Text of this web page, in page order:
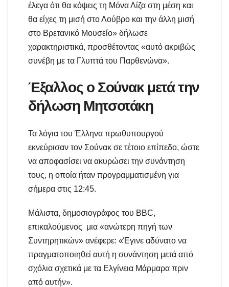
έλεγα ότι θα κόψεις τη Μόνα Λίζα στη μέση και
θα είχες τη μισή στο Λούβρο και την άλλη μισή
στο Βρετανικό Μουσείο» δήλωσε
χαρακτηριστικά, προσθέτοντας «αυτό ακριβώς
συνέβη με τα Γλυπτά του Παρθενώνα».
Έξαλλος ο Σούνακ μετά την
δήλωση Μητσοτάκη
Τα λόγια του Έλληνα πρωθυπουργού
εκνεύρισαν τον Σούνακ σε τέτοιο επίπεδο, ώστε
να αποφασίσει να ακυρώσει την συνάντηση
τους, η οποία ήταν προγραμματισμένη για
σήμερα στις 12:45.
Μάλιστα, δημοσιογράφος του BBC,
επικαλούμενος μια «ανώτερη πηγή των
Συντηρητικών» ανέφερε: «Έγινε αδύνατο να
πραγματοποιηθεί αυτή η συνάντηση μετά από
σχόλια σχετικά με τα Ελγίνεια Μάρμαρα πριν
από αυτήν».